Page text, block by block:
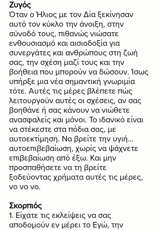
Ζυγός
Όταν ο Ήλιος με τον Δία ξεκίνησαν
αυτό τον κύκλο την άνοιξη, στην
σύνοδό τους, πιθανώς νιώσατε
ενθουσιασμό και αισιοδοξία για
συνεργάτες και ανθρώπους στη ζωή
σας, την σχέση μαζί τους και την
βοήθεια που μπορούν να δώσουν. Ίσως
υπήρξε μια νέα σημαντική γνωριμία
τότε. Αυτές τις μέρες βλέπετε πώς
λειτουργούν αυτές οι σχέσεις, αν σας
βοηθάνε ή σας κάνουν να νιώθετε
ανασφαλείς και μόνοι. Το ιδανικό είναι
να στέκεστε στα πόδια σας, με
αυτοεκτίμηση. Να βρείτε την υγιή…
αυτοεπιβεβαίωση, χωρίς να ψάχνετε
επιβεβαίωση από έξω. Και μην
προσπαθήσετε να τη βρείτε
ξοδεύοντας χρήματα αυτές τις μέρες,
νο νο νο.
Σκορπιός
1. Είχατε τις εκλείψεις να σας
αποδομούν εν μέρει το Εγώ, την